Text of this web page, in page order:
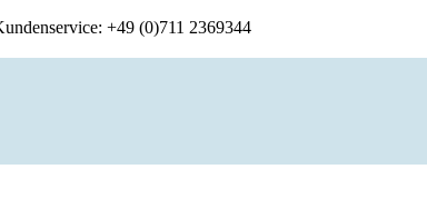
+49 (0)711 2369344